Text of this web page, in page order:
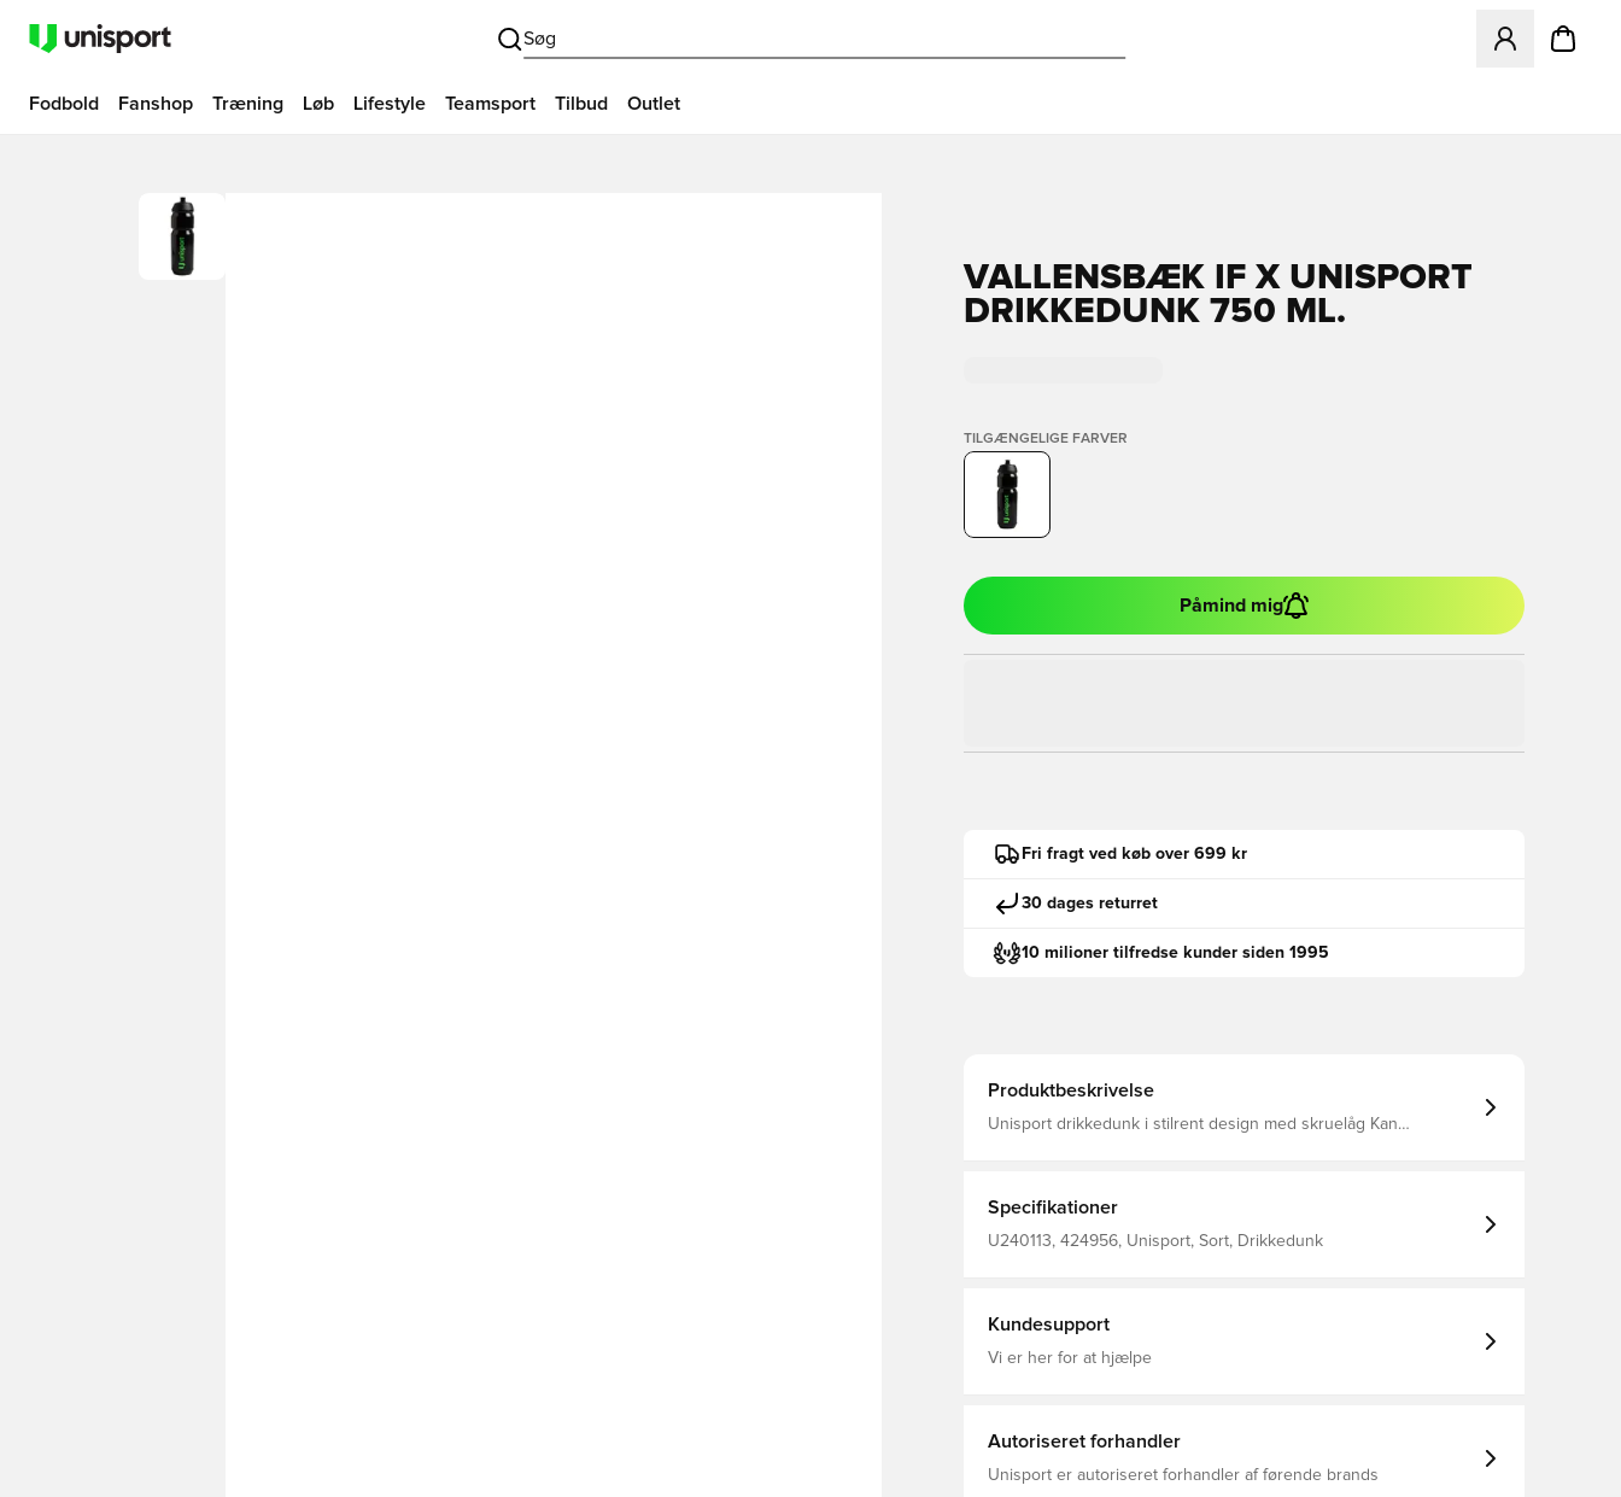
Søg
Åbner en
Fodbold Fanshop Træning Løb Lifestyle Teamsport Tilbud Outlet
VALLENSBÆK IF X UNISPORT
DRIKKEDUNK 750 ML.
TILGÆNGELIGE FARVER
Påmind mig
Fri fragt ved køb over 699 kr
30 dages returret
10 milioner tilfredse kunder siden 1995
Produktbeskrivelse
Unisport drikkedunk i stilrent design med skruelåg Kan
Specifikationer
U240113, 424956, Unisport, Sort, Drikkedunk
Kundesupport
Vi er her for at hjælpe
Autoriseret forhandler
Unisport er autoriseret forhandler af førende brands